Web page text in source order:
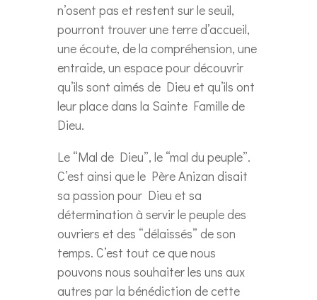
n’osent pas et restent sur le seuil,
pourront trouver une terre d’accueil,
une écoute, de la compréhension, une
entraide, un espace pour découvrir
qu’ils sont aimés de Dieu et qu’ils ont
leur place dans la Sainte Famille de
Dieu.
Le “Mal de Dieu”, le “mal du peuple”.
C’est ainsi que le Père Anizan disait
sa passion pour Dieu et sa
détermination à servir le peuple des
ouvriers et des “délaissés” de son
temps. C’est tout ce que nous
pouvons nous souhaiter les uns aux
autres par la bénédiction de cette